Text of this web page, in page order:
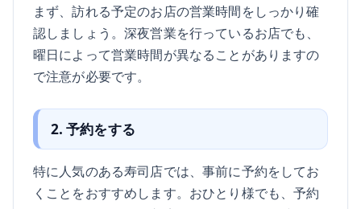
まず、訪れる予定のお店の営業時間をしっかり確
認しましょう。深夜営業を行っているお店でも、
曜日によって営業時間が異なることがありますの
で注意が必要です。
2. 予約をする
特に人気のある寿司店では、事前に予約をしてお
くことをおすすめします。おひとり様でも、予約